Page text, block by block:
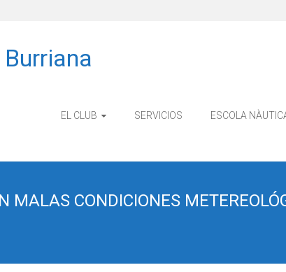
EL CLUB SERVICIOS ESCOLA
MALAS CONDICIONES